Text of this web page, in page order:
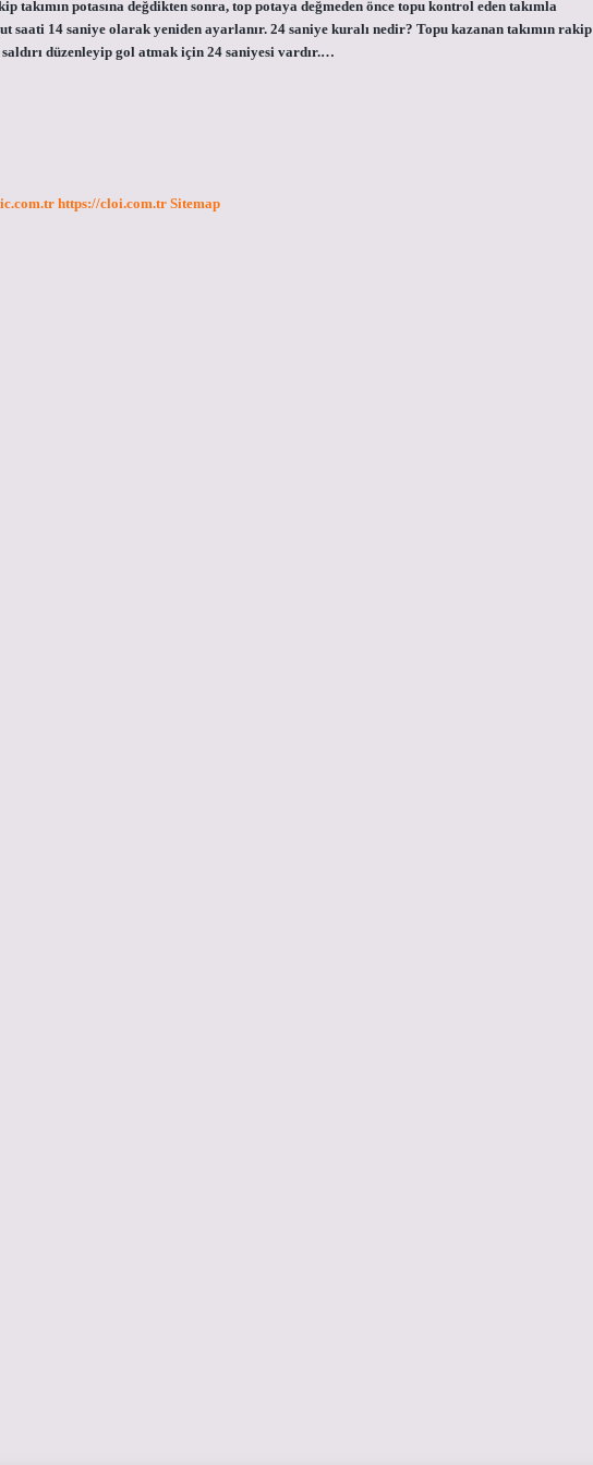
takımın potasına değdikten sonra, top potaya değmeden önce topu kontrol eden takımla
saati 14 saniye olarak yeniden ayarlanır. 24 saniye kuralı nedir? Topu kazanan takımın rakip
düzenleyip gol atmak için 24 saniyesi vardır.…
https://cloi.com.tr Sitemap